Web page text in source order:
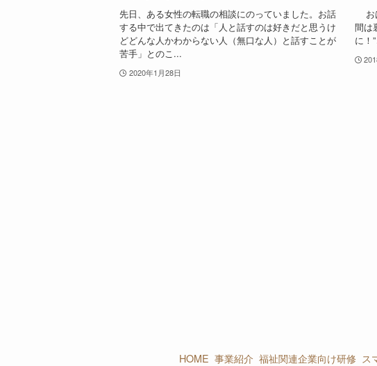
先日、ある女性の転職の相談にのっていました。お話
する中で出てきたのは「人と話すのは好きだと思うけ
どどんな人かわからない人（無口な人）と話すことが
苦手」とのこ...
2020年1月28日
お
間は
に！
HOME 事業紹介 福祉関連企業向け研修 ス